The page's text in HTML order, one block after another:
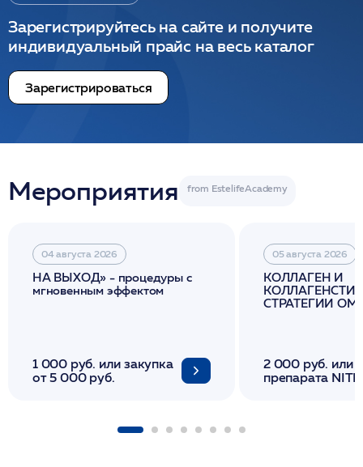
Зарегистрируйтесь на сайте и получите
индивидуальный прайс на весь каталог
Зарегистрироваться
Мероприятия
04 августа 2026
НА ВЫХОД» - процедуры с
мгновенным эффектом
1 000 руб. или закупка
от 5 000 руб.
05 августа 2026
КОЛЛАГЕН И
СТРАТЕГИИ
2 000 руб. или
препарата